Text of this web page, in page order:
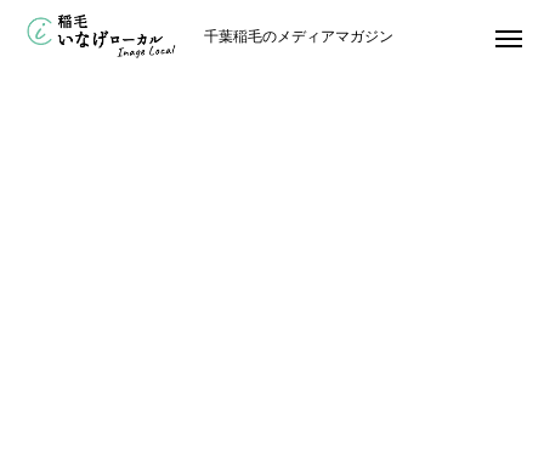
千葉稲毛のメディアマガジン